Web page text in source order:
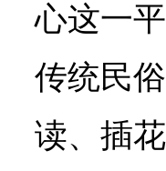
心这一
传统民
读、插